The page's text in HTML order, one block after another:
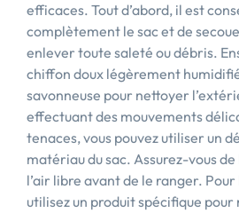
efficaces. Tout d’abord, il est
complètement le sac et de
enlever toute saleté ou débris.
chiffon doux légèrement
savonneuse pour nettoyer
effectuant des mouvements
tenaces, vous pouvez utiliser un
matériau du sac. Assurez-vous
l’air libre avant de le ranger.
utilisez un produit spécifique